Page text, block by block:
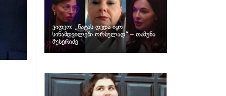
ვიდეო: „ნატას დედა იყო
სინამდვილეში ორსულად“ – თამუნა
მუსერიძე